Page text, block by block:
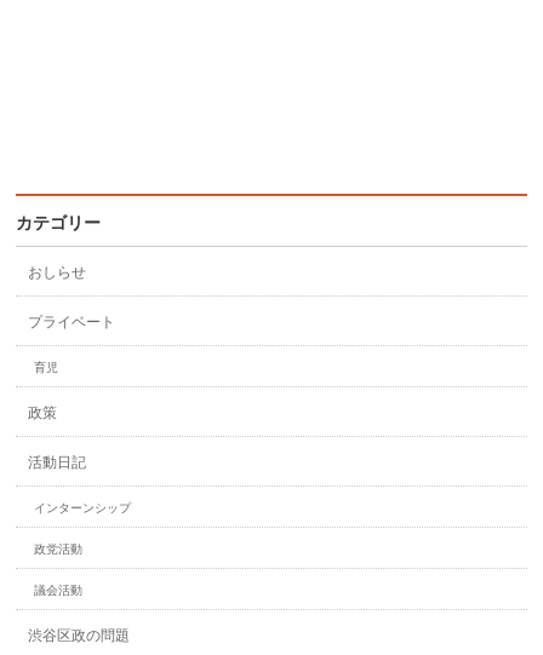
カテゴリー
おしらせ
プライベート
育児
政策
活動日記
インターンシップ
政党活動
議会活動
渋谷区政の問題